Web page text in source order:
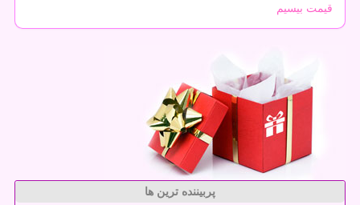
قیمت بیسیم
پربیننده ترین ها